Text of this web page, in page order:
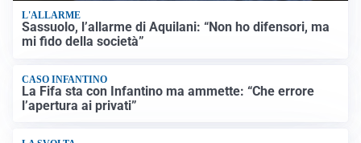
L'ALLARME
Sassuolo, l’allarme di Aquilani: “Non ho difensori, ma
mi fido della società”
CASO INFANTINO
La Fifa sta con Infantino ma ammette: “Che errore
l’apertura ai privati”